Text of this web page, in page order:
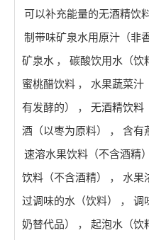
可以补充能量的无酒精饮
制带味矿泉水用原汁（非
矿泉水 ， 碳酸饮用水（饮
蜜桃醋饮料 ， 水果蔬菜汁
有发酵的）
， 无酒精饮料
酒（以枣为原料）
， 含有
速溶水果饮料（不含酒精）
饮料（不含酒精）
， 水果
过调味的水（饮料）
， 调
奶替代品）
， 起泡水（饮